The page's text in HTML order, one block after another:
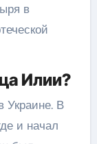
в
Илии?
Украине. В
и начал